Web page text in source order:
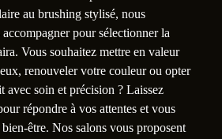
au brushing stylisé, nous
pour sélectionner la
Vous souhaitez mettre en valeur
renouveler votre couleur ou opter
avec soin et précision ? Laissez
répondre à vos attentes et vous
être. Nos salons vous proposent